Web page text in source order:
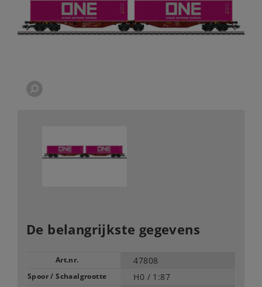
De belangrijkste gegevens
Art.nr. 47808
Spoor / Schaalgrootte H0 / 1:87